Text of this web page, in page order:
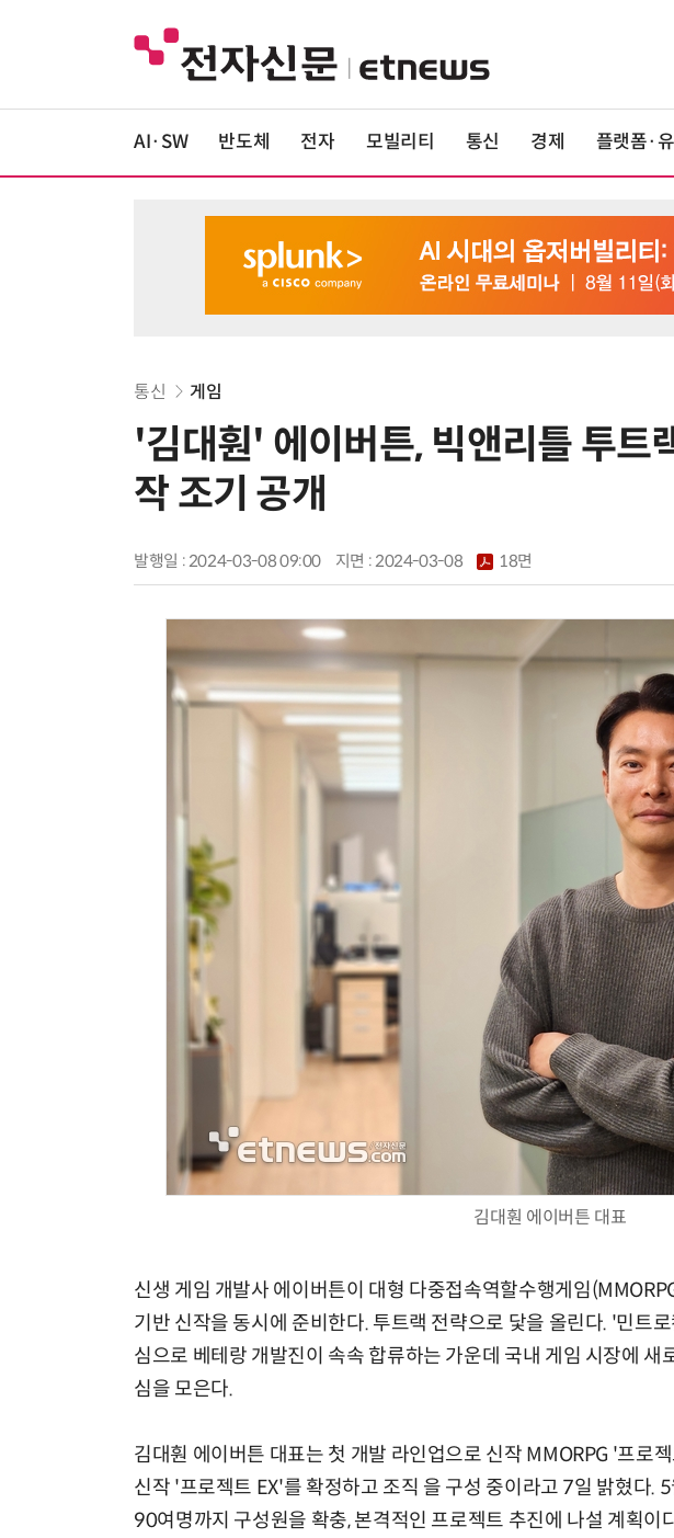
AI·SW 반도체 전자 모빌리티 통신 경제 플랫폼·
통신 게임
'김대훤' 에이버튼, 빅앤리틀 투트
작 조기 공개
발행일 : 2024-03-08 09:00 지면 :2024-03-08 18면
김대훤 에이버튼 대표
신생 게임 개발사 에이버튼이 대형 다중접속역할수행게임
기반 신작을 동시에 준비한다. 투트랙 전략으로 닻을 올린다. '민트
심으로 베테랑 개발진이 속속 합류하는 가운데 국내 게임 시장에 새
심을 모은다.
김대훤 에이버튼 대표는 첫 개발 라인업으로 신작 MMORPG '프로
신작 '프로젝트 EX'를 확정하고 조직 을 구성 중이라고 7일 밝혔다.
90여명까지 구성원을 확충, 본격적인 프로젝트 추진에 나설 계획이
6
9
AI Native Enterprise를 지원하는 AI Ready Data 플랫폼 활용 전략